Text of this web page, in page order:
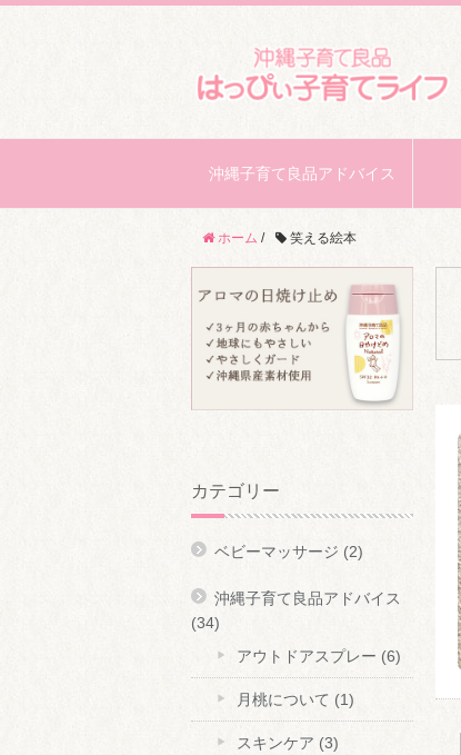
沖縄子育て良品アドバイス
ホーム / 笑える絵本
カテゴリー
ベビーマッサージ (2)
沖縄子育て良品アドバイス
(34)
アウトドアスプレー (6)
月桃について (1)
スキンケア (3)